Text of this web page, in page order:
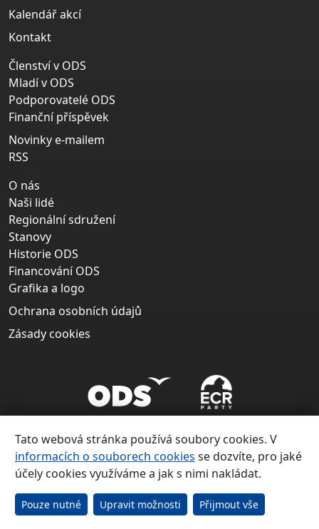
Kalendář akcí
Kontakt
Členství v ODS
Mladí v ODS
Podporovatelé ODS
Finanční příspěvek
Novinky e-mailem
RSS
O nás
Naši lidé
Regionální sdružení
Stanovy
Historie ODS
Financování ODS
Grafika a logo
Ochrana osobních údajů
Zásady cookies
Copyright ©
Občanská demokratická strana 1991 – 2026
Tato webová stránka používá soubory cookies. V
informacích o souborech cookies se dozvíte, pro jaké
účely cookies využíváme a jak s nimi nakládat.
Pouze nutné Upravit možnosti Přijmout vše